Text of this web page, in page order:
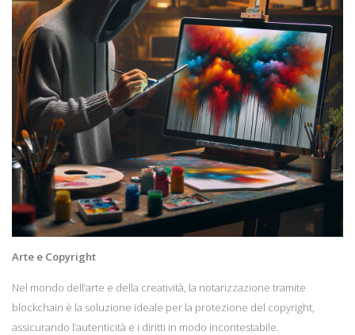
Arte e Copyright
Nel mondo dell’arte e della creatività, la notarizzazione tramite
blockchain è la soluzione ideale per la protezione del copyright,
assicurando l’autenticità e i diritti in modo incontestabile.